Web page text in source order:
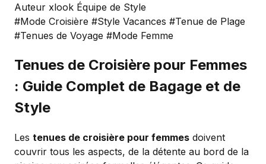
Auteur xlook Équipe de Style
#Mode Croisière #Style Vacances #Tenue de Plage
#Tenues de Voyage #Mode Femme
Tenues de Croisière pour Femmes
: Guide Complet de Bagage et de
Style
Les tenues de croisière pour femmes doivent
couvrir tous les aspects, de la détente au bord de la